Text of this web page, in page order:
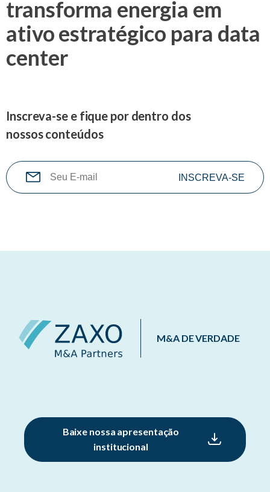
transforma energia em
ativo estratégico para data
center
Inscreva-se e fique por dentro dos
nossos conteúdos
M&A DE VERDADE
Baixe nossa apresentação
institucional